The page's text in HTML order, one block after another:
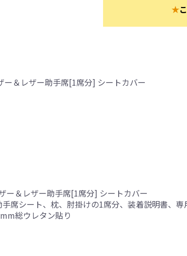
★
＆レザー助手席[1席分] シートカバー
＆レザー助手席[1席分] シートカバー
席シート、枕、肘掛けの1席分、装着説明書、専
総ウレタン貼り